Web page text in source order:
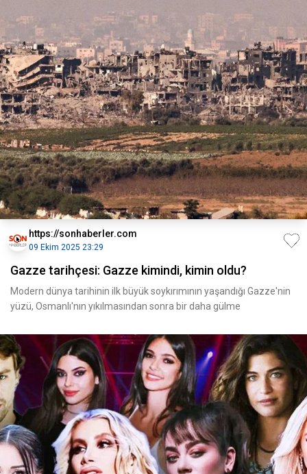
https://sonhaberler.com
09 Ekim 2025 23:29
Gazze tarihçesi: Gazze kimindi, kimin oldu?
Modern dünya tarihinin ilk büyük soykırımının yaşandığı Gazze'nin
yüzü, Osmanlı'nın yıkılmasından sonra bir daha gülme